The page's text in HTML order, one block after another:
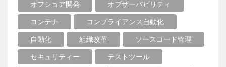
オフショア開発 オブザーバビリティ
コンテナ コンプライアンス自動化
自動化 組織改革 ソースコード管理
セキュリティー テストツール